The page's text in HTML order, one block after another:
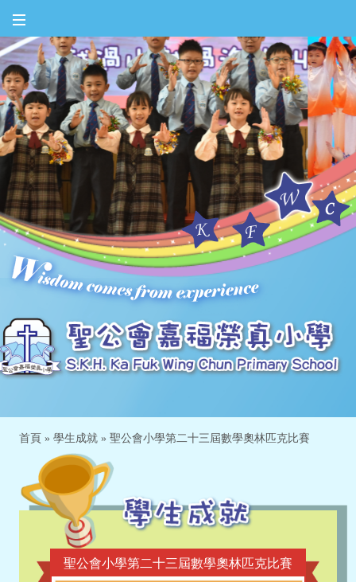
首頁 » 學生成就 » 聖公會小學第二十三屆數學奧林匹克比賽
聖公會小學第二十三屆數學奧林匹克比賽